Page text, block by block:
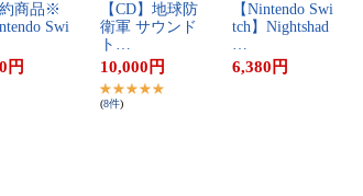
商​品​※​
​S​w​i​
円
【​C​D​】​地​球​防​
衛​軍​ ​サ​ウ​ン​ド​
ト​…
10,000 円
(8件)
【​N​i​n​t​e​n​d​o​ ​S​w​i​
t​c​h​】​N​i​g​h​t​s​h​a​d​
…
6,380 円